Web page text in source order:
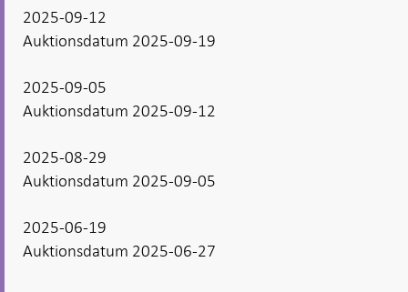
2025-09-12
Auktionsdatum 2025-09-19
2025-09-05
Auktionsdatum 2025-09-12
2025-08-29
Auktionsdatum 2025-09-05
2025-06-19
Auktionsdatum 2025-06-27